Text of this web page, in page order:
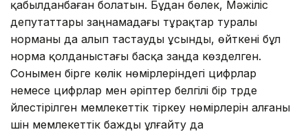
қабылданбаған болатын. Бұдан бөлек, Мәжіліс
депутаттары заңнамадағы тұрақтар туралы
норманы да алып тастауды ұсынды, өйткені бұл
норма қолданыстағы басқа заңда көзделген.
Сонымен бірге көлік нөмірлеріндегі цифрлар
немесе цифрлар мен әріптер белгілі бір түрде
үйлестірілген мемлекеттік тіркеу нөмірлерін алғаны
үшін мемлекеттік бажды ұлғайту да